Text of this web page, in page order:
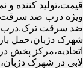
قیمت،تولید کننده
ویژه درب ضد
ضد سرقت ترک.درب
شهرک دژبان،حمل
اتحادیه،مرکز
لابی در شهرک